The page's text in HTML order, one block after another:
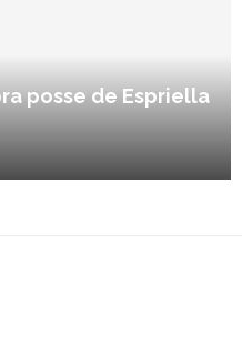
posse de Espriella